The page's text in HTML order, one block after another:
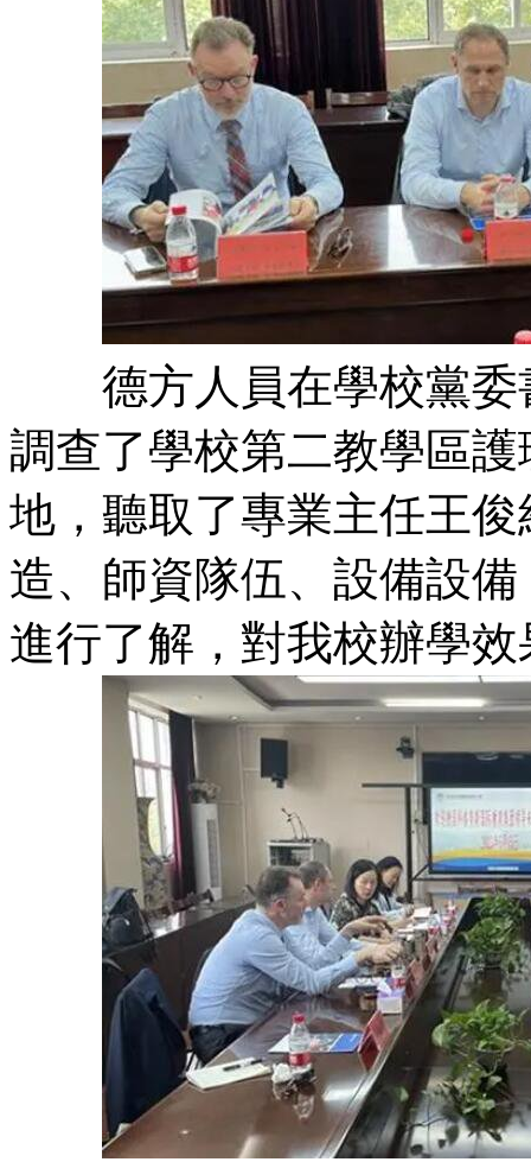
德方人員在學校黨委
調查了學校第二教學區
地，聽取了專業主任王
造、師資隊伍、設備設
進行了解，對我校辦學